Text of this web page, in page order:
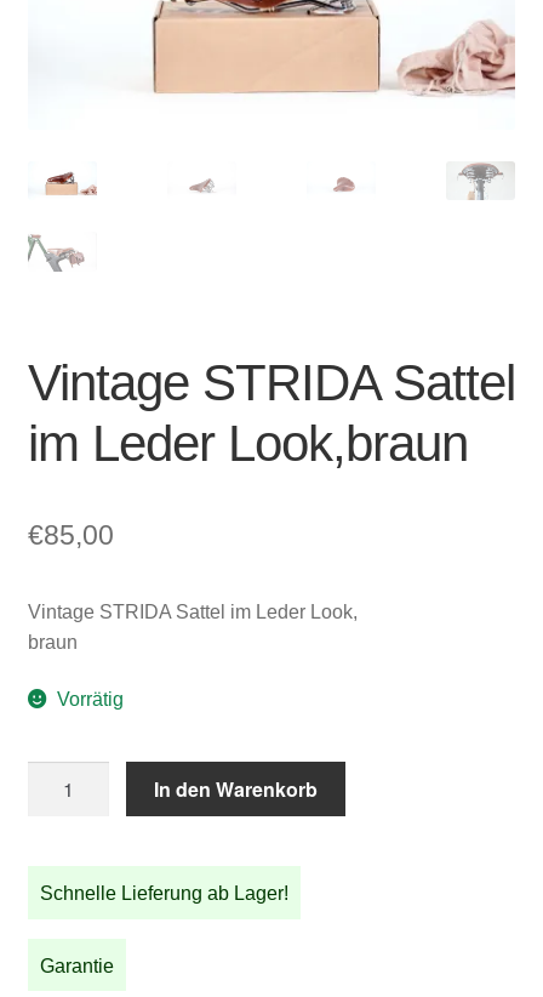
Vintage STRIDA Sattel
im Leder Look,braun
€85,00
Vintage STRIDA Sattel im Leder Look,
braun
Vorrätig
im
Leder
Menge
In den Warenkorb
Schnelle Lieferung ab Lager!
Garantie